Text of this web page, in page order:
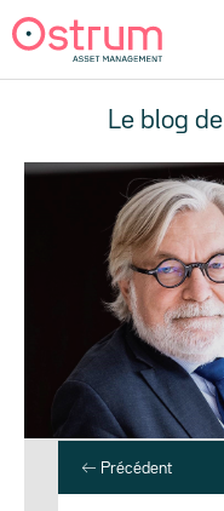
Le blog de
Précédent